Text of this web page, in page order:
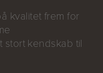
kvalitet frem for
stort kendskab til